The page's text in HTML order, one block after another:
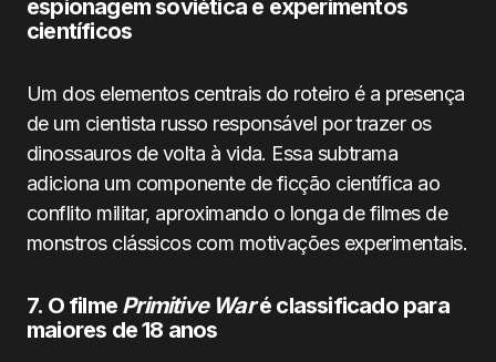
espionagem soviética e experimentos
científicos
Um dos elementos centrais do roteiro é a presença
de um cientista russo responsável por trazer os
dinossauros de volta à vida. Essa subtrama
adiciona um componente de ficção científica ao
conflito militar, aproximando o longa de filmes de
monstros clássicos com motivações experimentais.
7. O filme Primitive Waré classificado para
maiores de 18 anos